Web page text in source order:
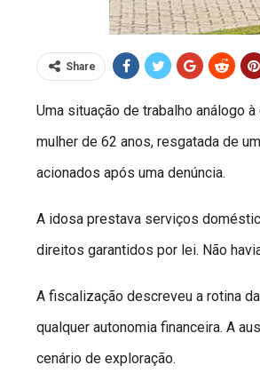
Share
Uma situação de trabalho análogo
mulher de 62 anos, resgatada de
acionados após uma denúncia.
A idosa prestava serviços
direitos garantidos por lei. Não
A fiscalização descreveu a rotina
qualquer autonomia financeira. A
cenário de exploração.